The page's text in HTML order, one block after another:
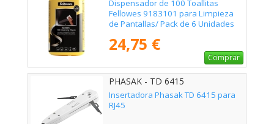
Dispensador de 100 Toallitas
Fellowes 9183101 para Limpieza
de Pantallas/ Pack de 6 Unidades
24,75 €
Comprar
PHASAK - TD 6415
Insertadora Phasak TD 6415 para
RJ45